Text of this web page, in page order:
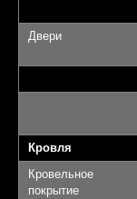
Двери
Кровля
Кровельное
покрытие